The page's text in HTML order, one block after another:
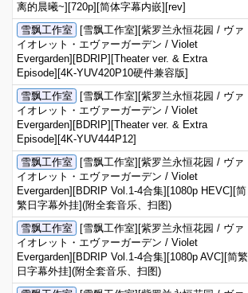
离的晨曦~][720p][简体字幕内嵌][rev]
雪飘工作室
[雪飘工作室][紫罗兰永恒花园 / ヴァ
イオレット・エヴァーガーデン / Violet
Evergarden][BDRIP][Theater ver. & Extra
Episode][4K-YUV420P10硬件兼容版]
雪飘工作室
[雪飘工作室][紫罗兰永恒花园 / ヴァ
イオレット・エヴァーガーデン / Violet
Evergarden][BDRIP][Theater ver. & Extra
Episode][4K-YUV444P12]
雪飘工作室
[雪飘工作室][紫罗兰永恒花园 / ヴァ
イオレット・エヴァーガーデン / Violet
Evergarden][BDRIP Vol.1-4合集][1080p HEVC][简
繁日字幕外挂](附全套音乐、扫图)
雪飘工作室
[雪飘工作室][紫罗兰永恒花园 / ヴァ
イオレット・エヴァーガーデン / Violet
Evergarden][BDRIP Vol.1-4合集][1080p AVC][简繁
日字幕外挂](附全套音乐、扫图)